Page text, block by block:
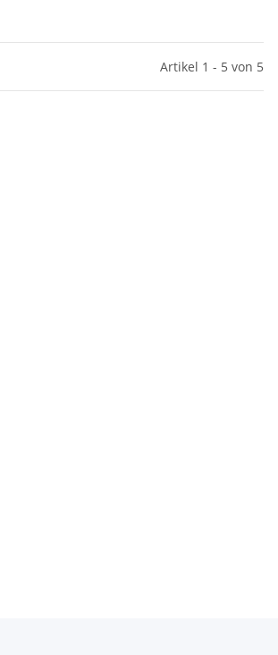
Artikel 1 - 5 von 5